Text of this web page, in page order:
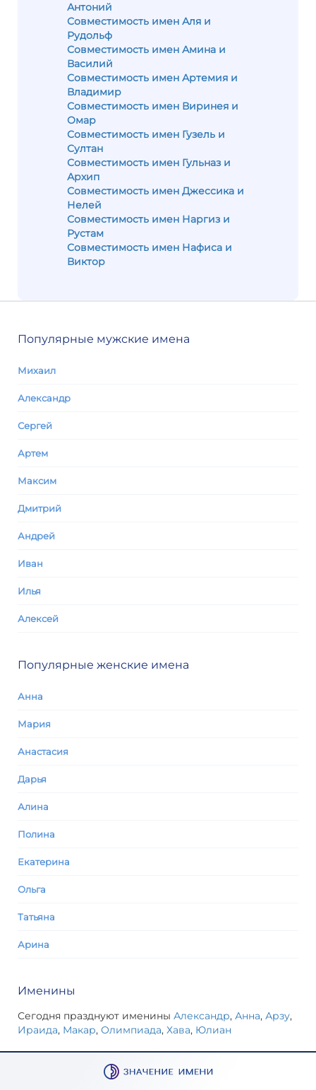
Антоний
Совместимость имен Аля и
Рудольф
Совместимость имен Амина и
Василий
Совместимость имен Артемия и
Владимир
Совместимость имен Виринея и
Омар
Совместимость имен Гузель и
Султан
Совместимость имен Гульназ и
Архип
Совместимость имен Джессика и
Нелей
Совместимость имен Наргиз и
Рустам
Совместимость имен Нафиса и
Виктор
Популярные мужские имена
Михаил
Александр
Сергей
Артем
Максим
Дмитрий
Андрей
Иван
Илья
Алексей
Популярные женские имена
Анна
Мария
Анастасия
Дарья
Алина
Полина
Екатерина
Ольга
Татьяна
Арина
Именины
Сегодня празднуют именины Александр, Анна, Арзу,
Ираида, Макар, Олимпиада, Хава, Юлиан